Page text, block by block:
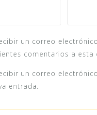
un correo
comentarios a esta
un correo
entrada.